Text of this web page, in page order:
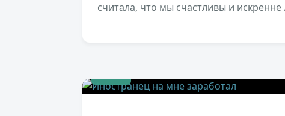
считала, что мы счастливы и искренне